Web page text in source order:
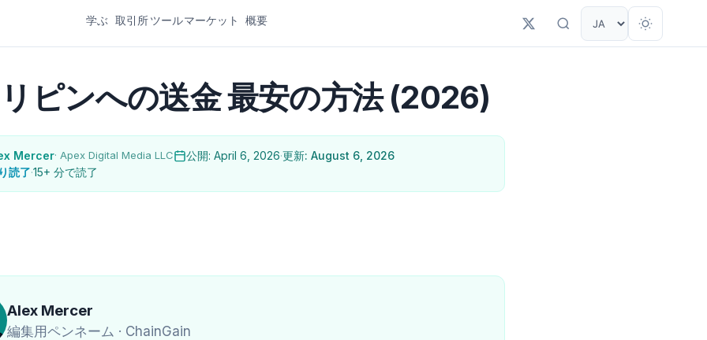
学ぶ 取引所ツールマーケット 概要
ピンへの送金 最安の方法 (2026)
Mercer· Apex Digital Media LLC 公開: April 6, 2026·更新: August 6, 2026
読了·15+ 分で読了
Alex Mercer
編集用ペンネーム · ChainGain